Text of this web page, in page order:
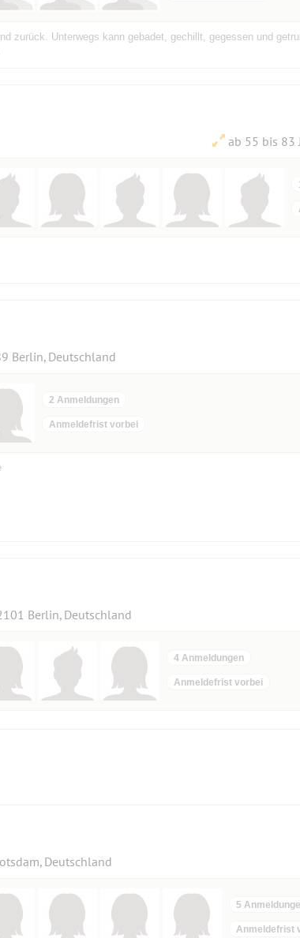
zurück. Unterwegs kann gebadet, gechillt, gegessen und
ab 55 bis 83
Berlin, Deutschland
2 Anmeldungen
Anmeldefrist vorbei
Berlin, Deutschland
4 Anmeldungen
Anmeldefrist vorbei
Deutschland
5
Anmeldefrist